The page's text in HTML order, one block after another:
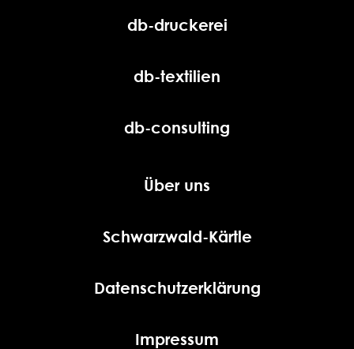
db-druckerei
db-textilien
db-consulting
Über uns
Schwarzwald-Kärtle
Datenschutzerklärung
Impressum